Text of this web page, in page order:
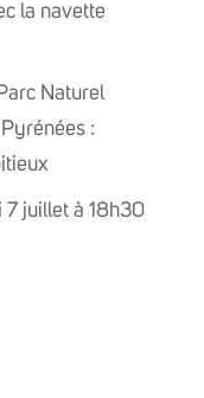
la navette
Naturel
:
7 juillet à 18h30